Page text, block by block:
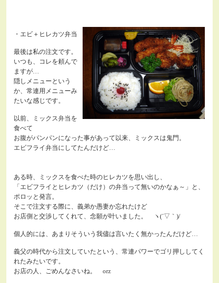
・エビ＋ヒレカツ弁当
最後は私の注文です。
いつも、コレを頼んで
ますが…
隠しメニューという
か、常連用メニューみ
たいな感じです。
以前、ミックス弁当を
食べて
お腹がパンパンになった事があって以来、ミックスは鬼門。
エビフライ弁当にしてたんだけど…
ある時、ミックスを食べた時のヒレカツを思い出し、
「エビフライとヒレカツ（だけ）の弁当って無いのかなぁ～」と、
ポロッと発言。
そこで注文する際に、義弟か愚妻か忘れたけど
お店側と交渉してくれて、念願が叶いました。 ヽ(´▽｀)/
個人的には、あまりそういう我儘は言いたく無かったんだけど…
義父の時代から注文していたという、常連パワーでゴリ押ししてく
れたみたいです。
お店の人、ごめんなさいね。 orz